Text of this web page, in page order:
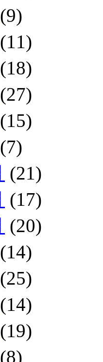
(9)
(11)
(18)
(27)
(15)
(7)
(21)
(17)
(20)
(14)
(25)
(14)
(19)
(8)